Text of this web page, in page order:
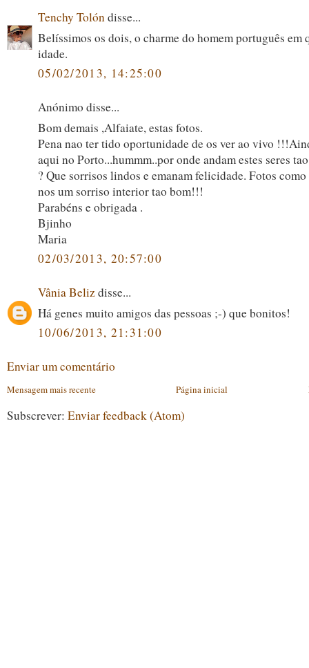
Tenchy Tolóndisse...
Belíssimos os dois, o charme do homem português em
idade.
05/02/2013, 14:25:00
Anónimo disse...
Bom demais ,Alfaiate, estas fotos.
Pena nao ter tido oportunidade de os ver ao vivo
aqui no Porto...hummm..por onde andam estes seres
? Que sorrisos lindos e emanam felicidade. Fotos como
nos um sorriso interior tao bom!!!
Parabéns e obrigada .
Bjinho
Maria
02/03/2013, 20:57:00
Vânia Belizdisse...
Há genes muito amigos das pessoas ;-) que bonitos!
10/06/2013, 21:31:00
Enviar um comentário
Mensagem mais recente Página inicial
Subscrever: Enviar feedback (Atom)